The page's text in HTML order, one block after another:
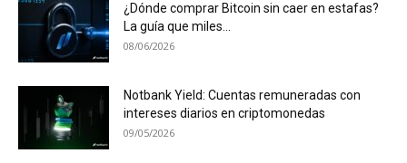
¿Dónde comprar Bitcoin sin caer en estafas?
La guía que miles...
08/06/2026
Notbank Yield: Cuentas remuneradas con
intereses diarios en criptomonedas
09/05/2026